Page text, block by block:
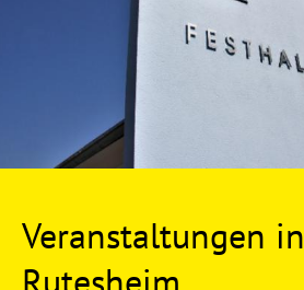
Veranstaltungen in